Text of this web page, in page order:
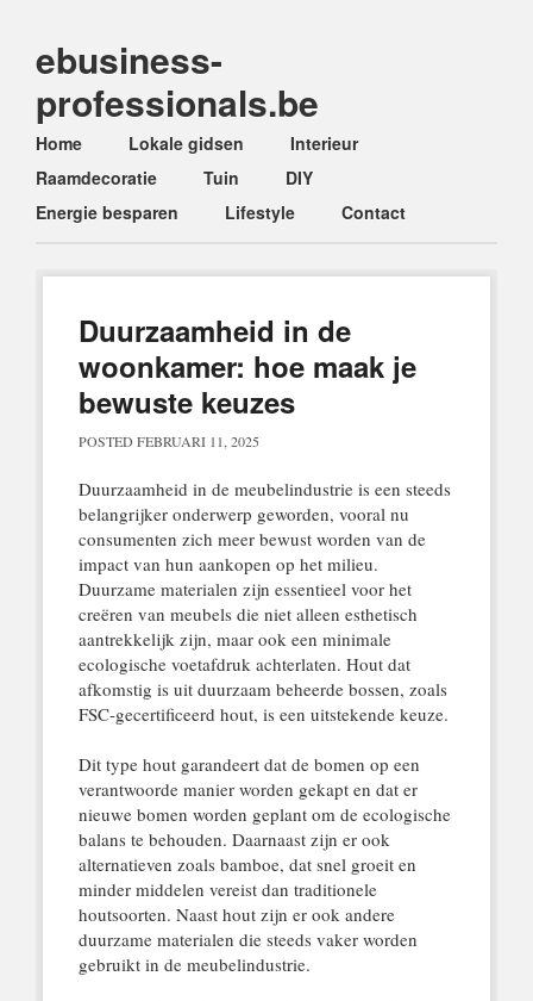
ebusiness-
professionals.be
Main menu
Skip
to
content
Home Lokale gidsen
Interieur
Raamdecoratie
Tuin
DIY
Energie besparen
Lifestyle Contact
Duurzaamheid in de
woonkamer: hoe maak je
bewuste keuzes
POSTED FEBRUARI 11, 2025
Duurzaamheid in de meubelindustrie is een steeds
belangrijker onderwerp geworden, vooral nu
consumenten zich meer bewust worden van de
impact van hun aankopen op het milieu.
Duurzame materialen zijn essentieel voor het
creëren van meubels die niet alleen esthetisch
aantrekkelijk zijn, maar ook een minimale
ecologische voetafdruk achterlaten. Hout dat
afkomstig is uit duurzaam beheerde bossen, zoals
FSC-gecertificeerd hout, is een uitstekende keuze.
Dit type hout garandeert dat de bomen op een
verantwoorde manier worden gekapt en dat er
nieuwe bomen worden geplant om de ecologische
balans te behouden. Daarnaast zijn er ook
alternatieven zoals bamboe, dat snel groeit en
minder middelen vereist dan traditionele
houtsoorten. Naast hout zijn er ook andere
duurzame materialen die steeds vaker worden
gebruikt in de meubelindustrie.